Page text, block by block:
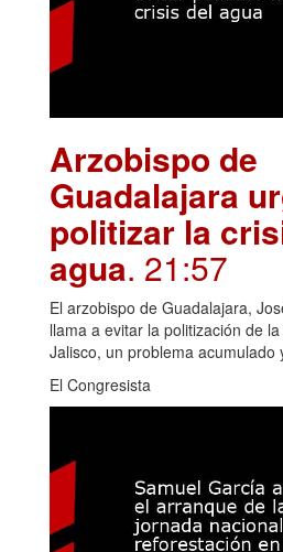
Arzobispo de
Guadalajara
politizar la
agua. 21:57
El arzobispo de Guadalajara,
llama a evitar la politización de
Jalisco, un problema acumulado
El Congresista